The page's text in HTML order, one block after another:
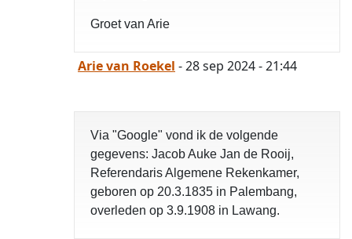
Groet van Arie
Arie van Roekel - 28 sep 2024 - 21:44
Via "Google" vond ik de volgende
gegevens: Jacob Auke Jan de Rooij,
Referendaris Algemene Rekenkamer,
geboren op 20.3.1835 in Palembang,
overleden op 3.9.1908 in Lawang.